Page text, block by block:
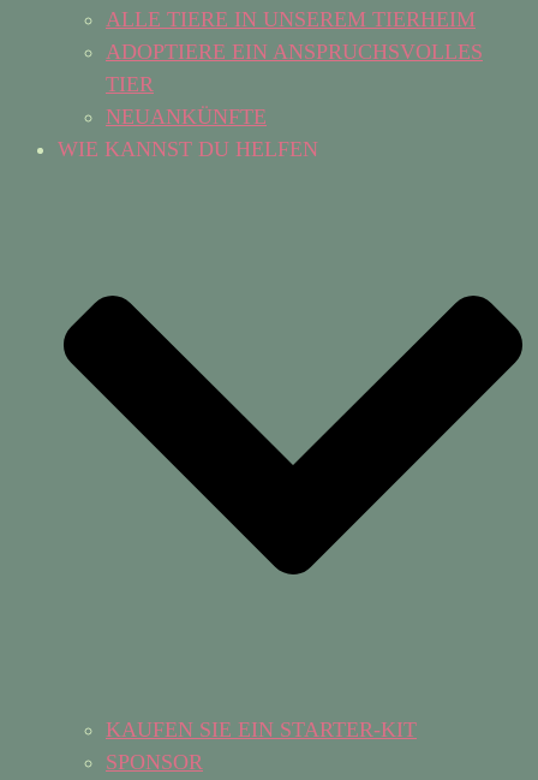
ALLE TIERE IN UNSEREM TIERHEIM
ADOPTIERE EIN ANSPRUCHSVOLLES
TIER
NEUANKÜNFTE
WIE KANNST DU HELFEN
KAUFEN SIE EIN STARTER-KIT
SPONSOR